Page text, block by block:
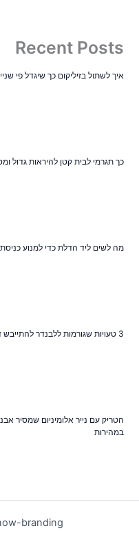
Recent Posts
איך לשתול בזיליקום כך שיגדל פי
כך תגרמי לבית קטן להיראות גדול
מה לשים ליד הדלת כדי למנוע כניסת
3 טעויות שגורמות ללבנדר להתייבש דווקא עכשיו
הטריק עם נייר אלומיניום שמסיר
במהירות
branding